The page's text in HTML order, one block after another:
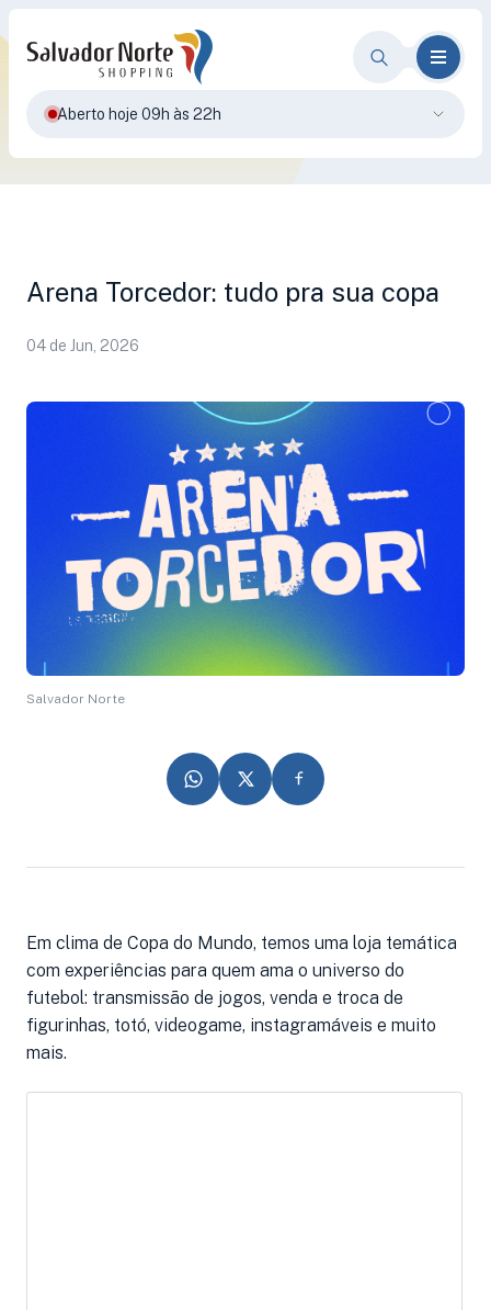
Aberto hoje 09h às 22h
Arena Torcedor: tudo pra sua copa
04 de Jun, 2026
Salvador Norte
Em clima de Copa do Mundo, temos uma loja temática
com experiências para quem ama o universo do
futebol: transmissão de jogos, venda e troca de
figurinhas, totó, videogame, instagramáveis e muito
mais.